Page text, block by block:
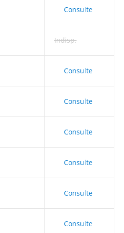
Consulte
Indisp.
Consulte
Consulte
Consulte
Consulte
Consulte
Consulte